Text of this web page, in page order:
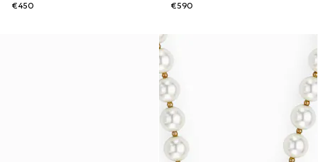
€450
€590